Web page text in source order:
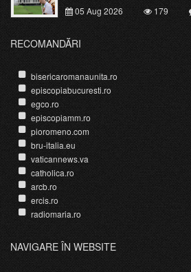
05 Aug 2026
179
RECOMANDĂRI
bisericaromanaunita.ro
episcopiabucuresti.ro
egco.ro
episcopiamm.ro
pioromeno.com
bru-italia.eu
vaticannews.va
catholica.ro
arcb.ro
ercis.ro
radiomaria.ro
NAVIGARE ÎN WEBSITE